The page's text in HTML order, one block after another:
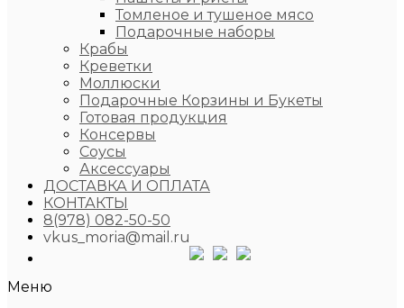
Томленое и тушеное мясо
Подарочные наборы
Крабы
Креветки
Моллюски
Подарочные Корзины и Букеты
Готовая продукция
Консервы
Соусы
Аксессуары
ДОСТАВКА И ОПЛАТА
КОНТАКТЫ
8(978) 082-50-50
vkus_moria@mail.ru
Меню